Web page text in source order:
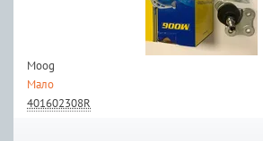
Moog
Мало
401602308R